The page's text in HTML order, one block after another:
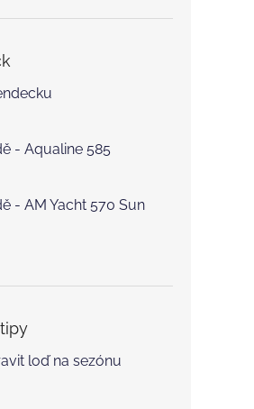
- Aqualine 585
- AM Yacht 570 Sun
loď na sezónu